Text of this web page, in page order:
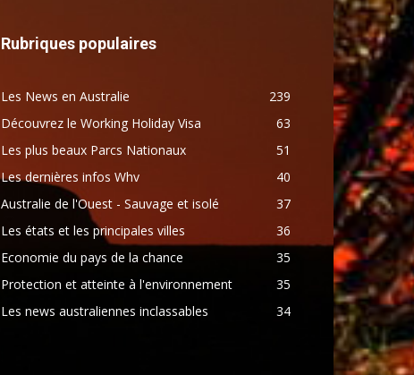
Rubriques populaires
Les News en Australie
239
Découvrez le Working Holiday Visa
63
Les plus beaux Parcs Nationaux
51
Les dernières infos Whv
40
Australie de l'Ouest - Sauvage et isolé
37
Les états et les principales villes
36
Economie du pays de la chance
35
Protection et atteinte à l'environnement
35
Les news australiennes inclassables
34